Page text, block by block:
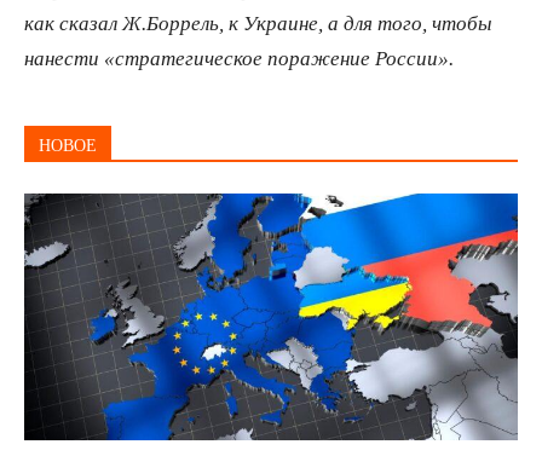
как сказал Ж.Боррель, к Украине, а для того, чтобы
нанести «стратегическое поражение России».
НОВОЕ